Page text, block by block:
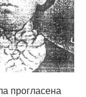
прогласена